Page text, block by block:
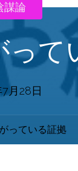
って
月28日
謀論
っている証拠